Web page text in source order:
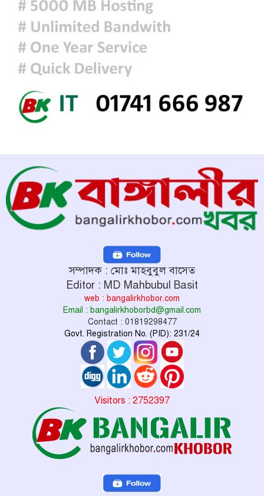
নদী দূষণ রোধে সমন্বিত পদক্ষেপ গ্রহণে
অবহেলার কোনো সুযোগ নেই : প্রধানমন্ত্রী
সম্পাদক : মোঃ মাহবুবুল বাসেত
Editor : MD Mahbubul Basit
web : bangalirkhobor.com
Email : bangalirkhoborbd@gmail.com
Contact : 01819298477
Govt. Registration No. (PID): 231/24
Visitors : 2752397